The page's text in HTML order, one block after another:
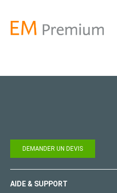
DEMANDER UN DEVIS
AIDE & SUPPORT